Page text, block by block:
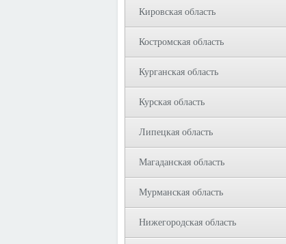
Кировская область
Костромская область
Курганская область
Курская область
Липецкая область
Магаданская область
Мурманская область
Нижегородская область